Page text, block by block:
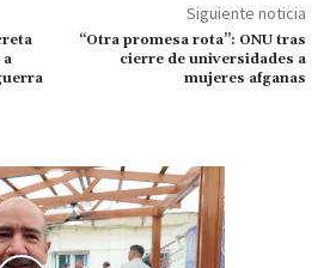
a
Siguiente noticia
“Otra promesa rota”: ONU tras
cierre de universidades a
mujeres afganas